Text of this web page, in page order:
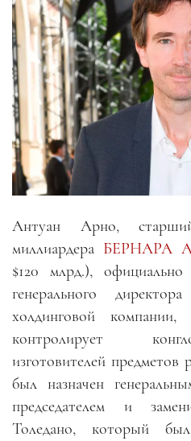
Антуан Арно,
миллиардера БЕРНАРА
$120 млрд.),
генерального директора
холдинговой
контролирует
изготовителей
был назначен
председателем и
Толедано, который